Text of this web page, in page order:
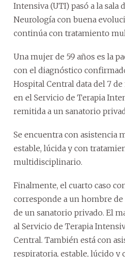
Intensiva (UTI) pasó a la sala
Neurología con buena
continúa con tratamiento
Una mujer de 59 años es la
con el diagnóstico
Hospital Central data del 7
en el Servicio de Terapia
remitida a un sanatorio
Se encuentra con asistencia
estable, lúcida y con
multidisciplinario.
Finalmente, el cuarto caso
corresponde a un hombre de
de un sanatorio privado. El
al Servicio de Terapia
Central. También está con
respiratoria, estable, lúcido y